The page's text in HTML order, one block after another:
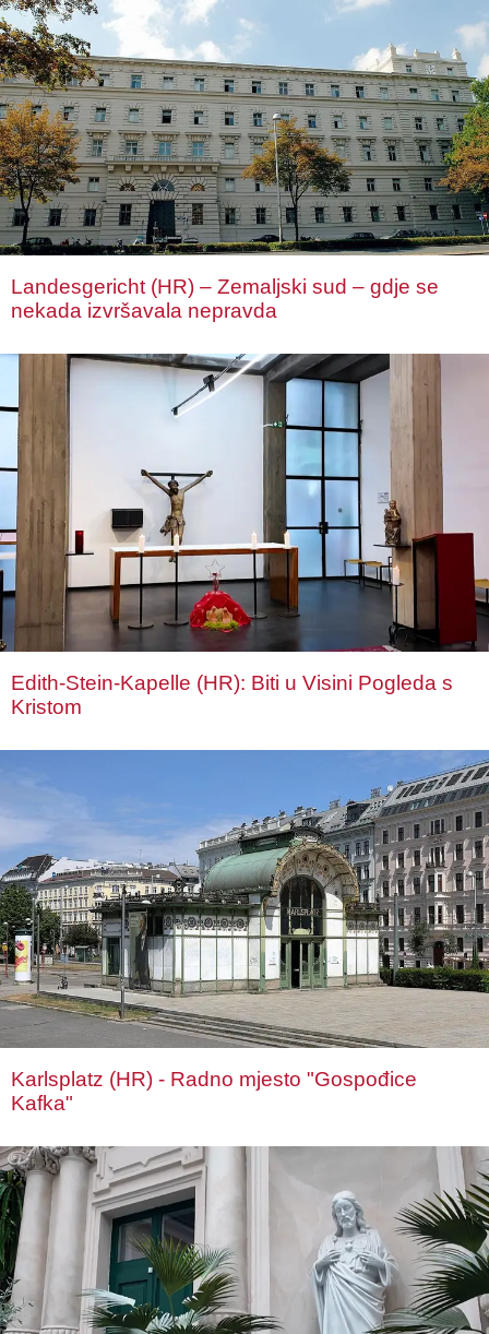
Landesgericht (HR) – Zemaljski sud – gdje se
nekada izvršavala nepravda
Edith-Stein-Kapelle (HR): Biti u Visini Pogleda s
Kristom
Karlsplatz (HR) - Radno mjesto "Gospođice
Kafka"